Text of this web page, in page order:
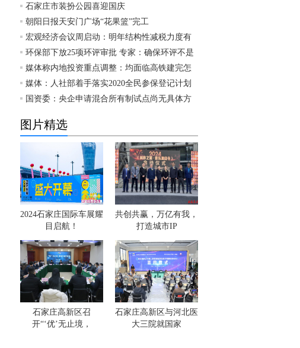
石家庄市装扮公园喜迎国庆
朝阳日报天安门广场“花果篮”完工
宏观经济会议周启动：明年结构性减税力度有
环保部下放25项环评审批 专家：确保环评不是
媒体称内地投资重点调整：均面临高铁建完怎
媒体：人社部着手落实2020全民参保登记计划
国资委：央企申请混合所有制试点尚无具体方
图片精选
2024石家庄国际车展耀
目启航！
共创共赢，万亿有我，
打造城市IP
石家庄高新区召
开“‘优’无止境，
石家庄高新区与河北医
大三院就国家